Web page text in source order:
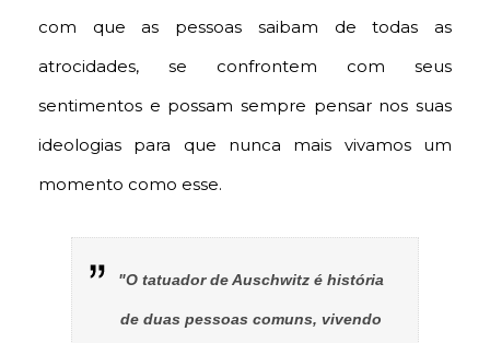
com que as pessoas saibam de todas as
atrocidades, se confrontem com seus
sentimentos e possam sempre pensar nos suas
ideologias para que nunca mais vivamos um
momento como esse.
"O tatuador de Auschwitz é história
de duas pessoas comuns, vivendo